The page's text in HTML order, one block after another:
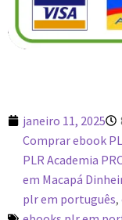
janeiro 11, 2025
Comprar ebook
PLR Academia
em Macapá
plr em português,